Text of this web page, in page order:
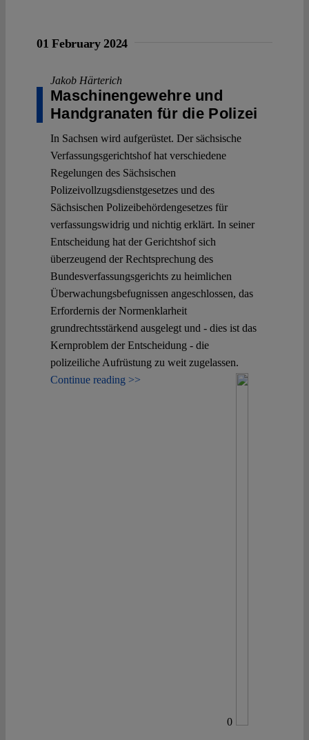
01 February 2024
Jakob Härterich
Maschinengewehre und
Handgranaten für die Polizei
In Sachsen wird aufgerüstet. Der sächsische
Verfassungsgerichtshof hat verschiedene
Regelungen des Sächsischen
Polizeivollzugsdienstgesetzes und des
Sächsischen Polizeibehördengesetzes für
verfassungswidrig und nichtig erklärt. In seiner
Entscheidung hat der Gerichtshof sich
überzeugend der Rechtsprechung des
Bundesverfassungsgerichts zu heimlichen
Überwachungsbefugnissen angeschlossen, das
Erfordernis der Normenklarheit
grundrechtsstärkend ausgelegt und - dies ist das
Kernproblem der Entscheidung - die
polizeiliche Aufrüstung zu weit zugelassen.
Continue reading >>
0